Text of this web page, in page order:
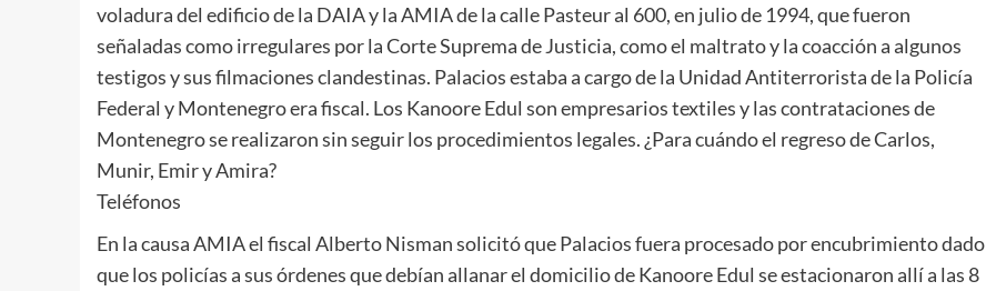
voladura del edificio de la DAIA y la AMIA de la calle Pasteur al 600, en julio de 1994, que fueron
señaladas como irregulares por la Corte Suprema de Justicia, como el maltrato y la coacción a algunos
testigos y sus filmaciones clandestinas. Palacios estaba a cargo de la Unidad Antiterrorista de la Policía
Federal y Montenegro era fiscal. Los Kanoore Edul son empresarios textiles y las contrataciones de
Montenegro se realizaron sin seguir los procedimientos legales. ¿Para cuándo el regreso de Carlos,
Munir, Emir y Amira?
Teléfonos
En la causa AMIA el fiscal Alberto Nisman solicitó que Palacios fuera procesado por encubrimiento dado
que los policías a sus órdenes que debían allanar el domicilio de Kanoore Edul se estacionaron allí a las 8